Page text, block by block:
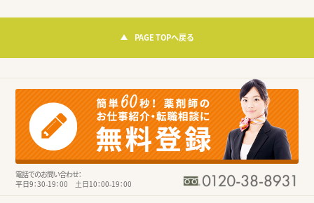
PAGE TOPへ戻る
電話でのお問い合わせ：
平日9：30-19：00 土日10：00-19：00